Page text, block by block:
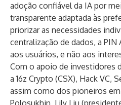
adoção confiável da IA por
transparente adaptada às
priorizar as necessidades
centralização de dados, a PIN
aos usuários, e não aos
Com o apoio de investidores
a 16z Crypto (CSX), Hack VC,
assim como dos pioneiros
Polosukhin, Lily Liu